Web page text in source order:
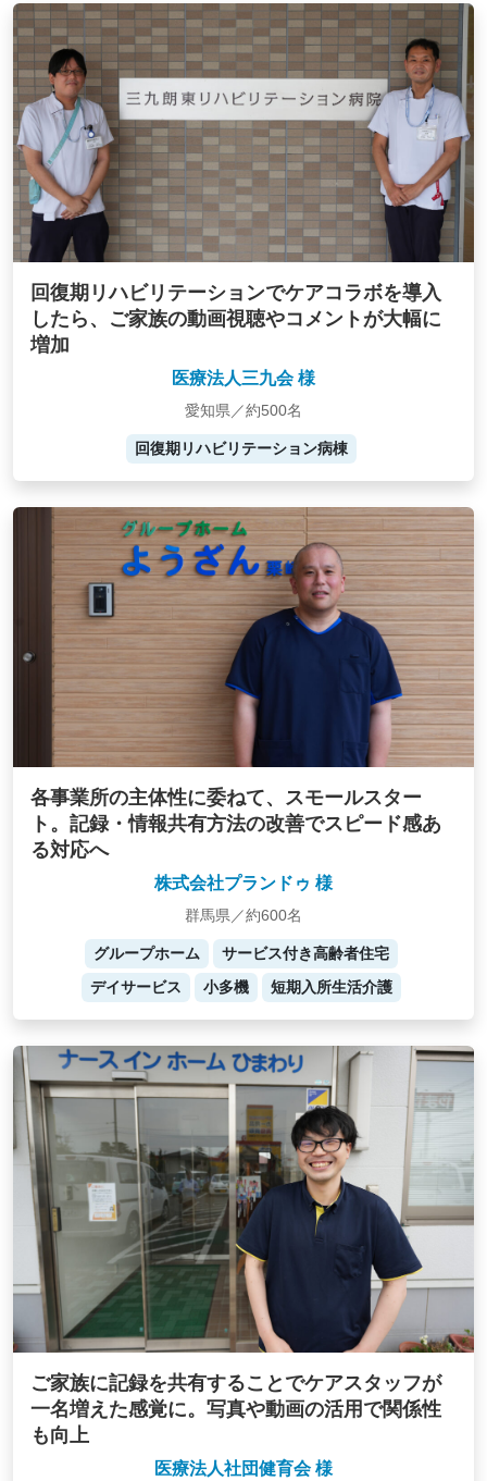
回復期リハビリテーションでケアコラボを導入
したら、ご家族の動画視聴やコメントが大幅に
増加
医療法人三九会 様
愛知県／約500名
回復期リハビリテーション病棟
各事業所の主体性に委ねて、スモールスター
ト。記録・情報共有方法の改善でスピード感あ
る対応へ
株式会社プランドゥ 様
群馬県／約600名
グループホーム
サービス付き高齢者住宅
デイサービス
小多機 短期入所生活介護
ご家族に記録を共有することでケアスタッフが
一名増えた感覚に。写真や動画の活用で関係性
も向上
医療法人社団健育会 様